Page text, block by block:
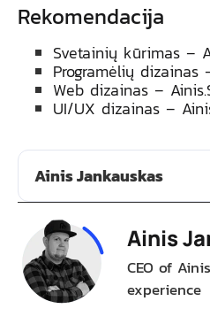
Rekomendacija
Svetainių kūrimas –
Programėlių dizainas
Web dizainas –
UI/UX dizainas –
Ainis Jankauskas
Ainis
CEO of
experience